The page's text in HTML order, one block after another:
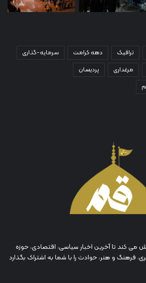
ترافیک دهه کرامت
سرمایه-گذاری
مرغداری
پردیسان
می کند تا آخرین اخبار سیاسی، اقتصادی، حوزه
فرهنگ و هنر، حوادث را با شما به اشتراک بگذارد